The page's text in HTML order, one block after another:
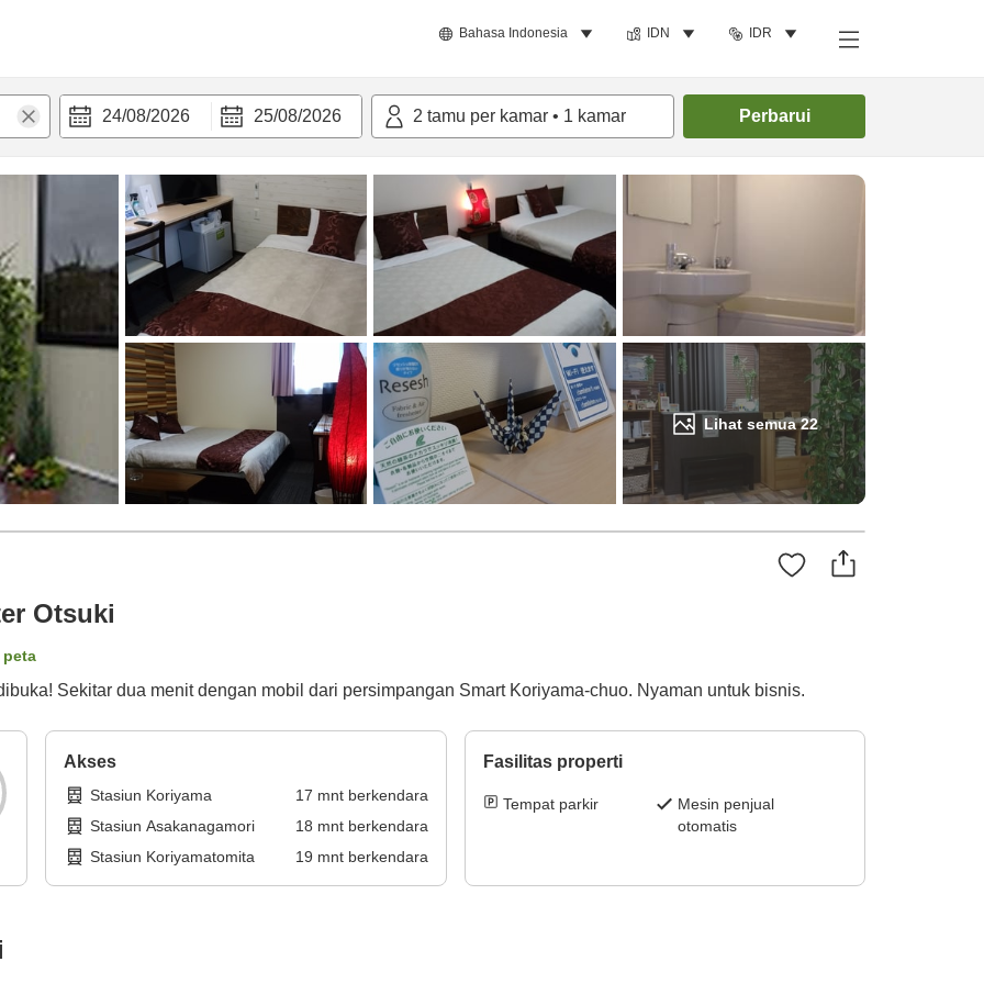
Bahasa Indonesia IDN IDR
24/08/2026 25/08/2026 2 tamu per kamar • 1 kamar Perbarui
Lihat semua22
Cari kamar
Otsuki
Sekitar dua menit dengan mobil dari persimpangan Smart Koriyama-chuo. Nyaman untuk bisnis.
Akses
Stasiun Koriyama 17 mnt berkendara
Stasiun Asakanagamori
18 mnt berkendara
Stasiun Koriyamatomita
19 mnt berkendara
Fasilitas properti
Tempat parkir
Mesin penjual
otomatis